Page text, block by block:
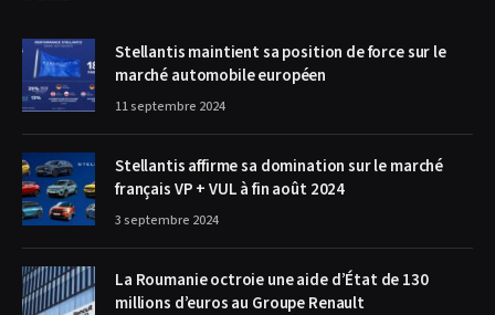
Stellantis maintient sa position de force sur le
marché automobile européen
11 septembre 2024
Stellantis affirme sa domination sur le marché
français VP + VUL à fin août 2024
3 septembre 2024
La Roumanie octroie une aide d’État de 130
millions d’euros au Groupe Renault